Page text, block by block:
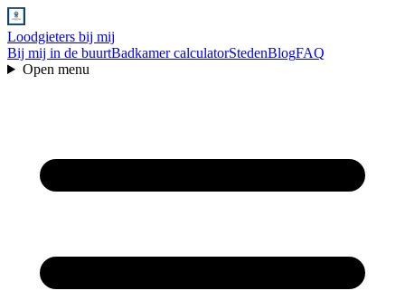
Loodgieters bij mij
Bij mij in de buurtBadkamer calculatorStedenBlogFAQ
Open menu